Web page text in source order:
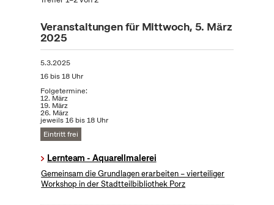
Veranstaltungen für Mittwoch, 5. März
2025
5.3.2025
16 bis 18 Uhr
Folgetermine:
12. März
19. März
26. März
jeweils 16 bis 18 Uhr
Eintritt frei
Lernteam - Aquarellmalerei
Gemeinsam die Grundlagen erarbeiten – vierteiliger
Workshop in der Stadtteilbibliothek Porz